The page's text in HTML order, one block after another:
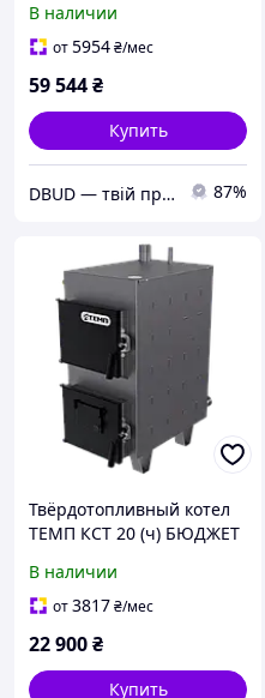
В наличии
от5954₴/мес
59 544₴
Купить
DBUD — твій правильний вибір. 87%
Твёрдотопливный котел
ТЕМП КСТ 20 (ч) БЮДЖЕТ
В наличии
от3817₴/мес
22 900₴
Купить